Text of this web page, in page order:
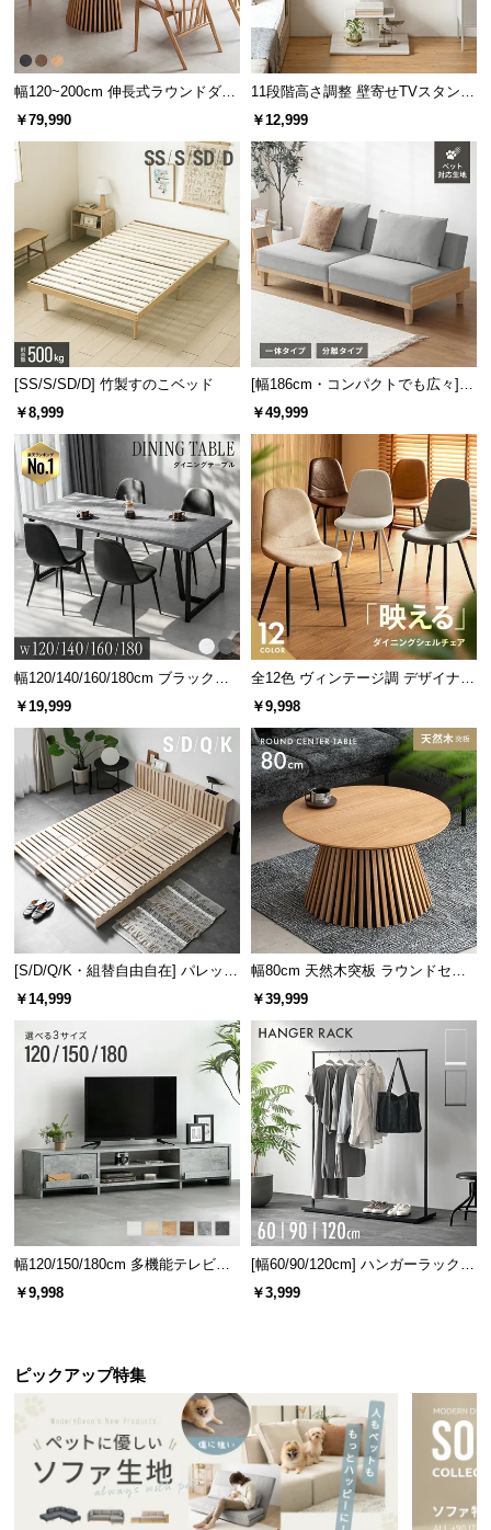
幅120~200cm 伸長式ラウンドダイ
ニングテーブル 6人掛け 天然木突
板 美しい格子デザイン
￥79,990
11段階高さ調整 壁寄せTVスタンド
キャスター付き 上下左右角度調節
￥12,999
[SS/S/SD/D] 竹製すのこベッド
￥8,999
[幅186cm・コンパクトでも広々] 3
人掛けソファベッド リクライニン
￥49,999
幅120/140/160/180cm ブラックフ
レーム ダイニング 大理石調 4人掛
￥19,999
全12色 ヴィンテージ調 デザイナー
ズシェルチェア
￥9,998
[S/D/Q/K・組替自由自在] パレット
ベッド 8/12/16枚セット
￥14,999
幅80cm 天然木突板 ラウンドセン
ターテーブル 美しい格子デザイン
￥39,999
幅120/150/180cm 多機能テレビボ
ード 木目/石目調 オープン収納・
引き出し収納付き
￥9,998
[幅60/90/120cm] ハンガーラック
スチール 4段階高さ調節 サイドフ
ック オープンラック シンプル
￥3,999
ピックアップ特集